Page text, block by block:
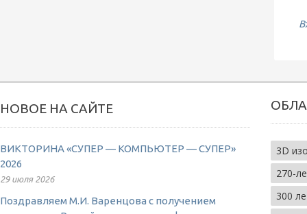
НОВОЕ НА САЙТЕ
ВИКТОРИНА «СУПЕР — КОМПЬЮТЕР — СУПЕР»
2026
29 июля 2026
Поздравляем М.И. Варенцова с получением
3D
270-
300